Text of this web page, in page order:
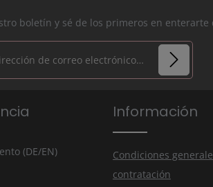
boletín y sé de los primeros en
confirmas que has leído nuestra
un asterisco (*) son obligatorios.
(DE/EN)
Información
Condiciones
contratación